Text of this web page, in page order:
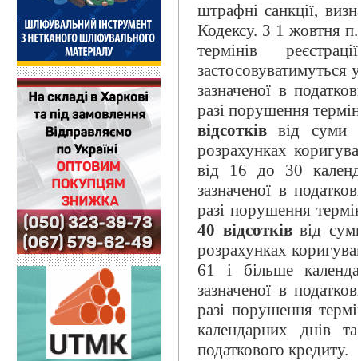
штрафні санкції,
Кодексу. З 1 жовтня
термінів
зазначеної в
разі порушення
відсотків від суми
розрахунках
від 16 до 30
зазначеної в
разі порушення
40 відсотківвід
розрахунках
61 і більше
зазначеної в
разі порушення
календарних днів
податкового кредиту.